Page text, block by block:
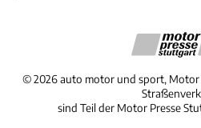
©2026 auto motor und sport,
sind Teil der Motor Presse